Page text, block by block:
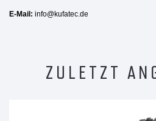
E-Mail: info@kufatec.de
ZULETZT